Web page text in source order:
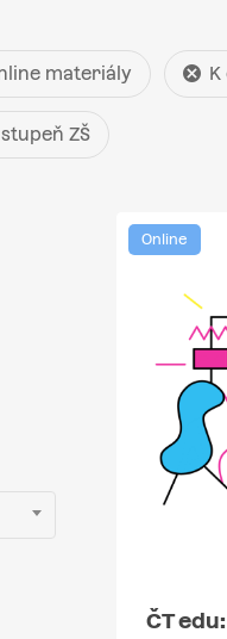
materiály
stupeň ZŠ
Online
ČT